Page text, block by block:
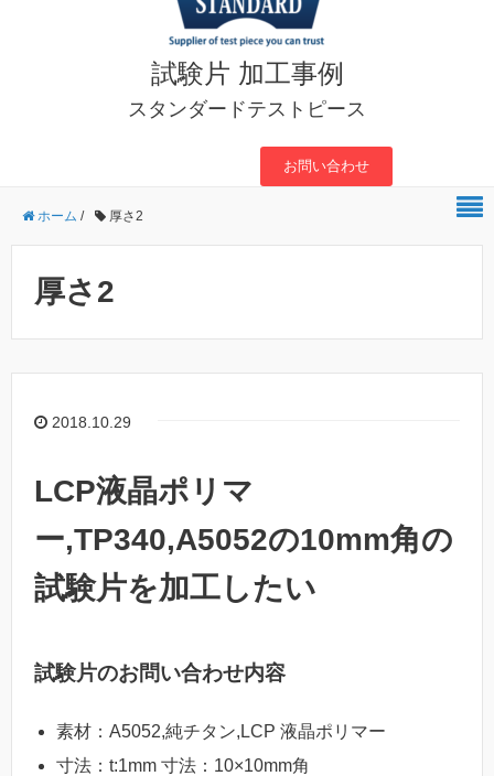
試験片 加工事例
スタンダードテストピース
お問い合わせ
ホーム / 厚さ2
厚さ2
2018.10.29
LCP液晶ポリマ
ー,TP340,A5052の10mm角の
試験片を加工したい
試験片のお問い合わせ内容
素材：A5052,純チタン,LCP 液晶ポリマー
寸法：t:1mm 寸法：10×10mm角